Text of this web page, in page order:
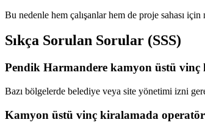
Bu nedenle hem çalışanlar hem de proje sahası
Sıkça Sorulan Sorular (SSS)
Pendik Harmandere kamyon üstü
Bazı bölgelerde belediye veya site yönetimi izni
Kamyon üstü vinç kiralamada